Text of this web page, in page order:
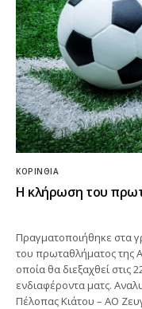
ΚΟΡΙΝΘΊΑ
Η κλήρωση του
Πραγματοποιήθηκε στα
του πρωταθλήματος της
οποία θα διεξαχθεί στις
ενδιαφέροντα ματς.
Πέλοπας Κιάτου – ΑΟ